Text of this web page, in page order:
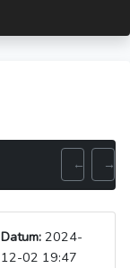
← →
Datum:2024-
12-02 19:47